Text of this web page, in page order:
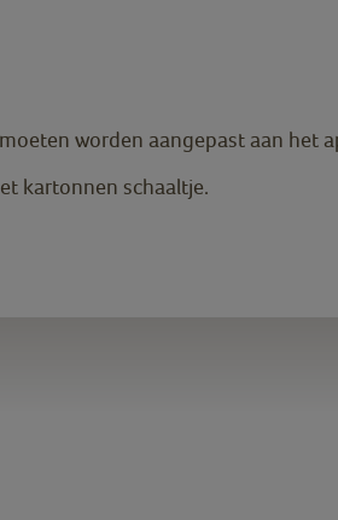
worden aangepast aan het
kartonnen schaaltje.